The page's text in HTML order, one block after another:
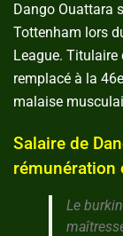
Dango Ouattara
Tottenham lors
League. Titulaire
remplacé à la
malaise
Salaire de
rémunération
Le